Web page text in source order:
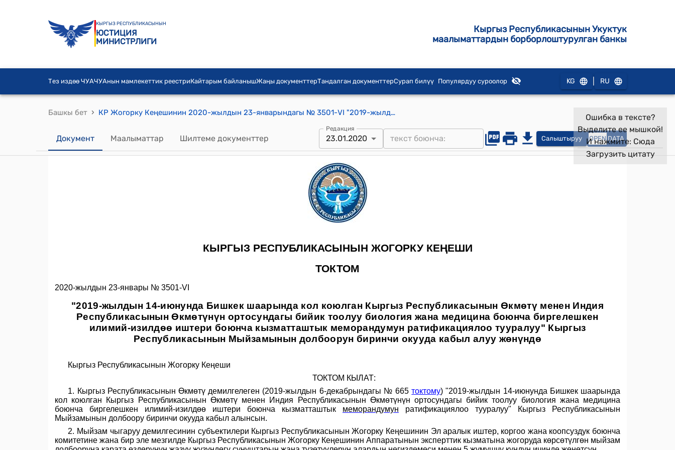
КЫРГЫЗ РЕСПУБЛИКАСЫНЫН
ЮСТИЦИЯ
МИНИСТРЛИГИ
Кыргыз Республикасынын Укуктук
маалыматтардын борборлоштурулган банкы
Тез издөө ЧУАЧУАнын мамлекеттик реестриКайтарым байланышЖаңы документтерТандалган документтерСурап билүү Популярдуу суроолор KG RU
Башкы бет › КР Жогорку Кеңешинин 2020-жылдын 23-январындагы № 3501-VI "2019-жылдын 14-июнунда Бишкек шаарында кол коюлган Кыргыз Республикасынын Өкмөтү менен Индия Республикасынын Өкмөтүнүн ортосундагы бийик тоолуу биология жана медицина боюнча биргелешкен илимий-изилдөө иштери боюнча кызматташтык меморандумун ратификациялоо тууралуу" Кыргыз Республикасынын Мыйзамынын долбоорун биринчи окууда кабыл алуу жөнүндө" токтому
Документ Маалыматтар Шилтеме документтер
Редакция
23.01.2020 Салыштыруу OPEN DATA
Ошибка в тексте?
Выделите ее мышкой!
И нажмите: Сюда
Загрузить цитату